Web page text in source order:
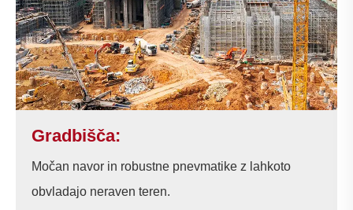
Gradbišča:
Močan navor in robustne pnevmatike z lahkoto
obvladajo neraven teren.